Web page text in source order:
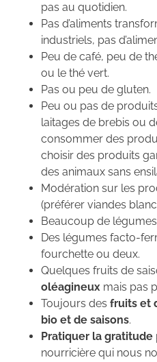
pas au quotidien.
Pas d’aliments
industriels, pas
Peu de café, peu de
ou le thé vert.
Pas ou peu de gluten.
Peu ou pas de
laitages de brebis ou
consommer des
choisir des produits
des animaux sans
Modération sur les
(préférer viandes
Beaucoup de
Des légumes facto-
fourchette ou deux.
Quelques fruits de
oléagineux mais pas
Toujours des fruits et
bio et de saisons.
Pratiquer la gratitude
nourricière qui nous